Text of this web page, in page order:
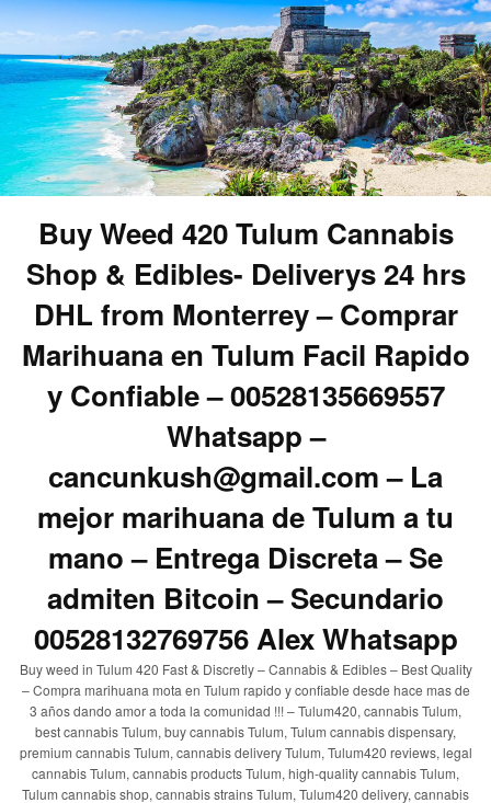
Buy Weed 420 Tulum Cannabis
Shop & Edibles- Deliverys 24 hrs
DHL from Monterrey – Comprar
Marihuana en Tulum Facil Rapido
y Confiable – 00528135669557
Whatsapp –
cancunkush@gmail.com – La
mejor marihuana de Tulum a tu
mano – Entrega Discreta – Se
admiten Bitcoin – Secundario
00528132769756 Alex Whatsapp
Buy weed in Tulum 420 Fast & Discretly – Cannabis & Edibles – Best Quality
– Compra marihuana mota en Tulum rapido y confiable desde hace mas de
3 años dando amor a toda la comunidad !!! – Tulum420, cannabis Tulum,
best cannabis Tulum, buy cannabis Tulum, Tulum cannabis dispensary,
premium cannabis Tulum, cannabis delivery Tulum, Tulum420 reviews, legal
cannabis Tulum, cannabis products Tulum, high-quality cannabis Tulum,
Tulum cannabis shop, cannabis strains Tulum, Tulum420 delivery, cannabis